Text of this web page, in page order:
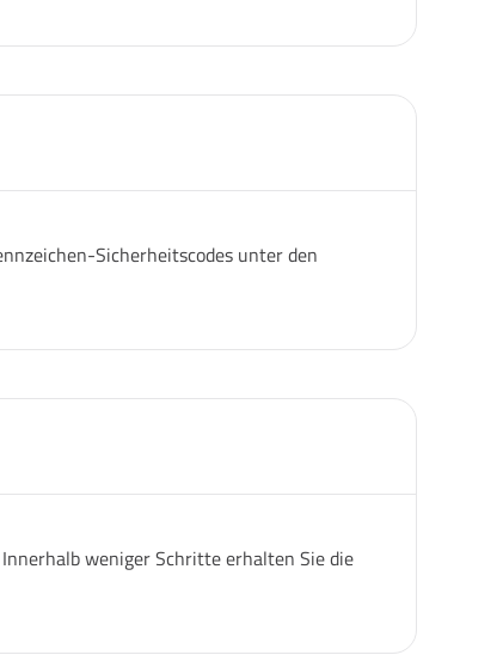
Sicherheitscodes unter den
weniger Schritte erhalten Sie die